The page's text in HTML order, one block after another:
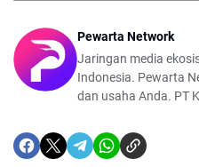
Pewarta Network
Jaringan media
Indonesia. Pewarta
dan usaha Anda. PT